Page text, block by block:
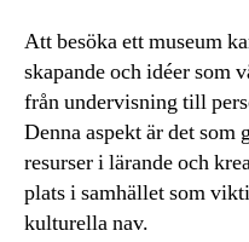
Att besöka ett museum
skapande och idéer som
från undervisning till
Denna aspekt är det som
resurser i lärande och
plats i samhället som
kulturella nav.